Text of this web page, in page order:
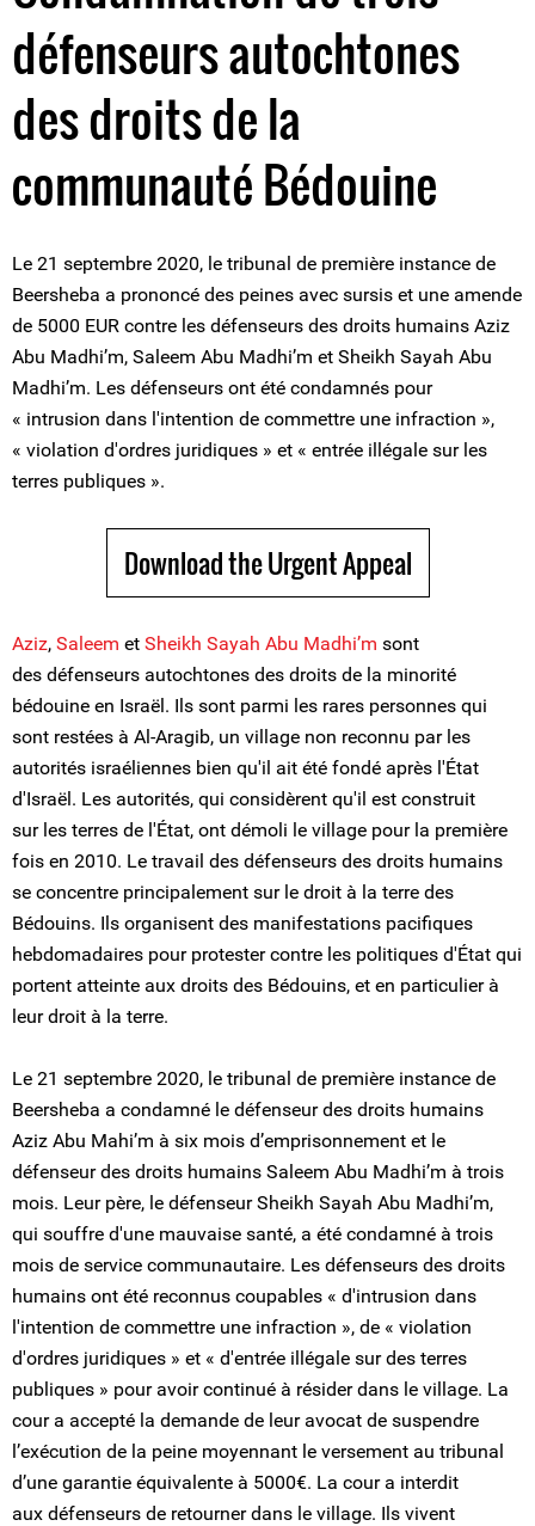
défenseurs autochtones
des droits de la
communauté Bédouine
Le 21 septembre 2020, le tribunal de première instance de
Beersheba a prononcé des peines avec sursis et une amende
de 5000 EUR contre les défenseurs des droits humains Aziz
Abu Madhi’m, Saleem Abu Madhi’m et Sheikh Sayah Abu
Madhi’m. Les défenseurs ont été condamnés pour
« intrusion dans l'intention de commettre une infraction »,
« violation d'ordres juridiques » et « entrée illégale sur les
terres publiques ».
Download the Urgent Appeal
Aziz, Saleem et Sheikh Sayah Abu Madhi’m sont
des défenseurs autochtones des droits de la minorité
bédouine en Israël. Ils sont parmi les rares personnes qui
sont restées à Al-Aragib, un village non reconnu par les
autorités israéliennes bien qu'il ait été fondé après l'État
d'Israël. Les autorités, qui considèrent qu'il est construit
sur les terres de l'État, ont démoli le village pour la première
fois en 2010. Le travail des défenseurs des droits humains
se concentre principalement sur le droit à la terre des
Bédouins. Ils organisent des manifestations pacifiques
hebdomadaires pour protester contre les politiques d'État qui
portent atteinte aux droits des Bédouins, et en particulier à
leur droit à la terre.
Le 21 septembre 2020, le tribunal de première instance de
Beersheba a condamné le défenseur des droits humains
Aziz Abu Mahi’m à six mois d’emprisonnement et le
défenseur des droits humains Saleem Abu Madhi’m à trois
mois. Leur père, le défenseur Sheikh Sayah Abu Madhi’m,
qui souffre d'une mauvaise santé, a été condamné à trois
mois de service communautaire. Les défenseurs des droits
humains ont été reconnus coupables « d'intrusion dans
l'intention de commettre une infraction », de « violation
d'ordres juridiques » et « d'entrée illégale sur des terres
publiques » pour avoir continué à résider dans le village. La
cour a accepté la demande de leur avocat de suspendre
l’exécution de la peine moyennant le versement au tribunal
d’une garantie équivalente à 5000€. La cour a interdit
aux défenseurs de retourner dans le village. Ils vivent